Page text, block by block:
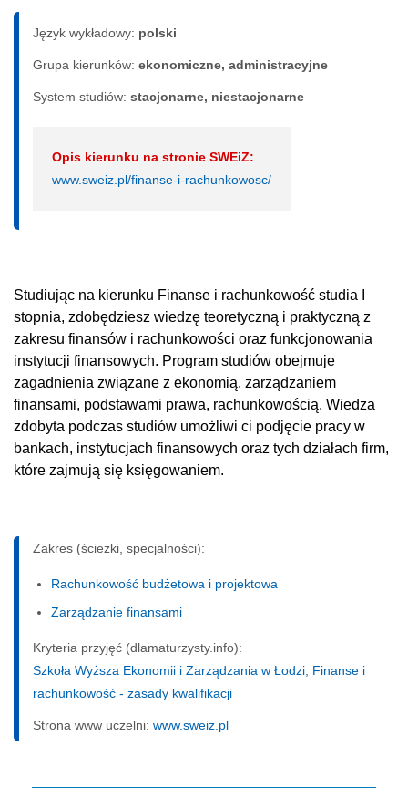
Język wykładowy: polski
Grupa kierunków: ekonomiczne, administracyjne
System studiów: sta­cjo­nar­ne, nie­sta­cjo­nar­ne
Opis kierunku na stronie SWEiZ:
www.sweiz.pl/finanse-i-rachunkowosc/
Studiując na kierunku Finanse i rachunkowość studia I
stopnia, zdobędziesz wiedzę teoretyczną i praktyczną z
zakresu finansów i rachunkowości oraz funkcjonowania
instytucji finansowych. Program studiów obejmuje
zagadnienia związane z ekonomią, zarządzaniem
finansami, podstawami prawa, rachunkowością. Wiedza
zdobyta podczas studiów umożliwi ci podjęcie pracy w
bankach, instytucjach finansowych oraz tych działach firm,
które zajmują się księgowaniem.
Zakres (ścieżki, specjalności):
Rachunkowość budżetowa i projektowa
Zarządzanie finansami
Kryteria przyjęć (dlamaturzysty.info):
Szkoła Wyższa Ekonomii i Zarządzania w Łodzi, Finanse i
rachunkowość - zasady kwalifikacji
Strona www uczelni: www.sweiz.pl